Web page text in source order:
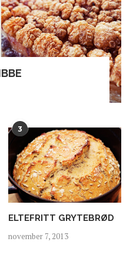
3
ELTEFRITT GRYTEBRØD
november 7, 2013